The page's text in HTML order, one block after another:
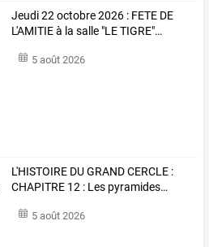
Jeudi22 octobre2026 : FETE DE
L'AMITIEà la salle "LETIGRE"…
5 août 2026
L'HISTOIRE DUGRANDCERCLE :
CHAPITRE 12 : Les pyramides…
5 août 2026